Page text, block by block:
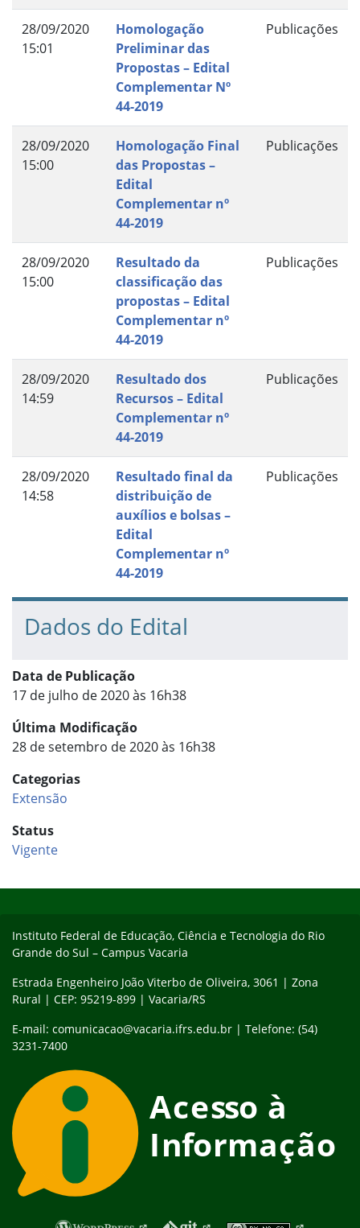
28/09/2020
15:01
Homologação
Preliminar das
Propostas – Edital
Complementar Nº
44-2019
Publicações
28/09/2020
15:00
Homologação Final
das Propostas –
Edital
Complementar nº
44-2019
Publicações
28/09/2020
15:00
Resultado da
classificação das
propostas – Edital
Complementar nº
44-2019
Publicações
28/09/2020
14:59
Resultado dos
Recursos – Edital
Complementar nº
44-2019
Publicações
28/09/2020
14:58
Resultado final da
distribuição de
auxílios e bolsas –
Edital
Complementar nº
44-2019
Publicações
Dados do Edital
Data de Publicação
17 de julho de 2020 às 16h38
Última Modificação
28 de setembro de 2020 às 16h38
Categorias
Extensão
Status
Vigente
Instituto Federal de Educação, Ciência e Tecnologia do Rio
Grande do Sul – Campus Vacaria
Estrada Engenheiro João Viterbo de Oliveira, 3061 | Zona
Rural | CEP: 95219-899 | Vacaria/RS
E-mail: comunicacao@vacaria.ifrs.edu.br | Telefone: (54)
3231-7400